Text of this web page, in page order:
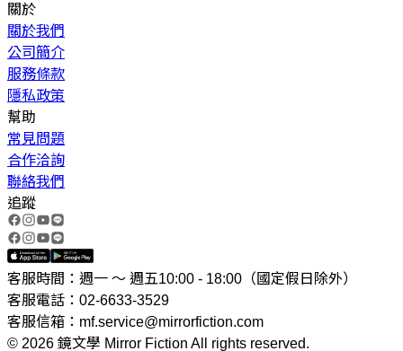
關於
關於我們
公司簡介
服務條款
隱私政策
幫助
常見問題
合作洽詢
聯絡我們
追蹤
客服時間：週一 ～ 週五10:00 - 18:00（國定假日除外）
客服電話：02-6633-3529
客服信箱：mf.service@mirrorfiction.com
© 2026 鏡文學 Mirror Fiction All rights reserved.